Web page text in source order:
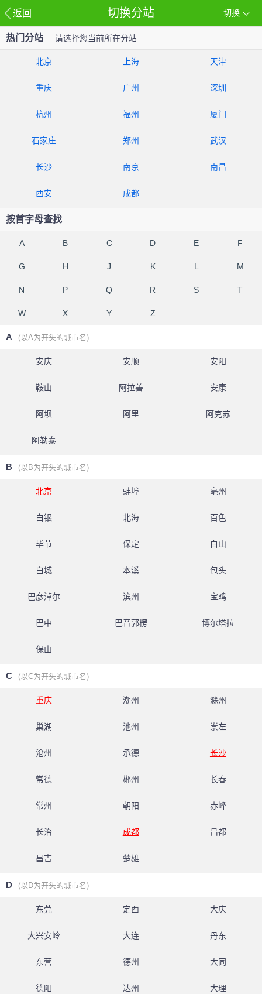
返回 切换
切换分站
热门分站 请选择您当前所在分站
北京 上海 天津
重庆 广州 深圳
杭州 福州 厦门
石家庄 郑州 武汉
长沙 南京 南昌
西安 成都
按首字母查找
A B C D E F
G H J K L M
N P Q R S T
W X Y Z
A (以A为开头的城市名)
安庆 安顺 安阳
鞍山 阿拉善 安康
阿坝 阿里 阿克苏
阿勒泰
B (以B为开头的城市名)
北京 蚌埠 亳州
白银 北海 百色
毕节 保定 白山
白城 本溪 包头
巴彦淖尔 滨州 宝鸡
巴中 巴音郭楞 博尔塔拉
保山
C (以C为开头的城市名)
重庆 潮州 滁州
巢湖 池州 崇左
沧州 承德 长沙
常德 郴州 长春
常州 朝阳 赤峰
长治 成都 昌都
昌吉 楚雄
D (以D为开头的城市名)
东莞 定西 大庆
大兴安岭 大连 丹东
东营 德州 大同
德阳 达州 大理